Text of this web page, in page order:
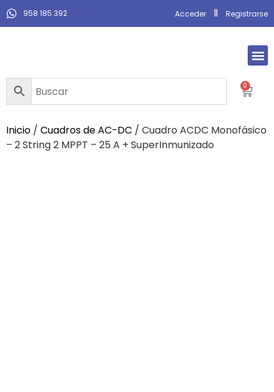
958 185 392 Acceder Registrarse
0
Inicio / Cuadros de AC-DC / Cuadro ACDC Monofásico
– 2 String 2 MPPT – 25 A + SuperInmunizado